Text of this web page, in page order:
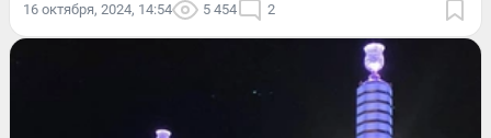
16 октября, 2024, 14:54 5 454 2